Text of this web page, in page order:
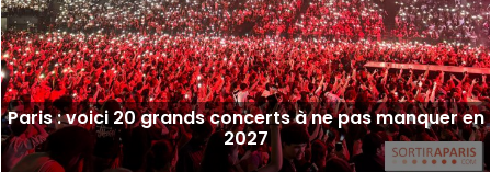
Paris : voici 20 grands concerts à ne pas manquer en
2027